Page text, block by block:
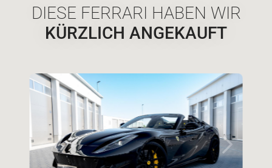
DIESE FERRARI HABEN WIR
KÜRZLICH ANGEKAUFT